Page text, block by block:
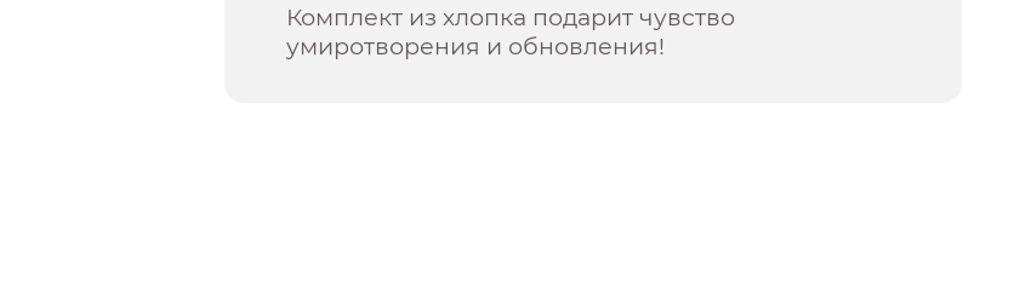
Комплект из хлопка подарит чувство
умиротворения и обновления!